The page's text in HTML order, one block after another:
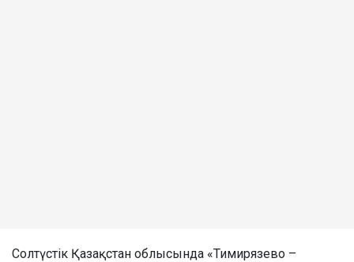
Солтүстік Қазақстан облысында «Тимирязево –